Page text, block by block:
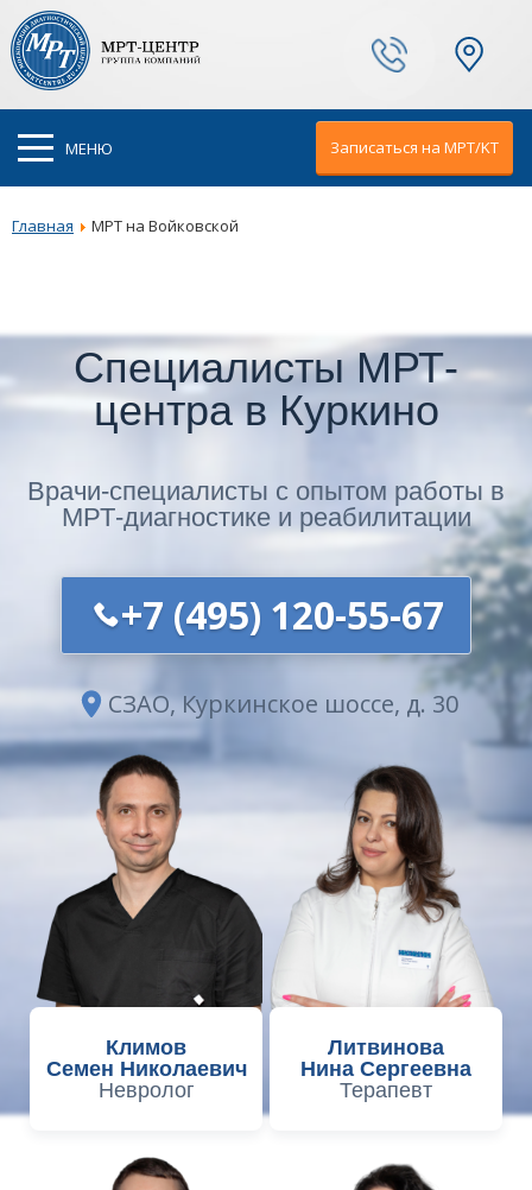
Ваш город:
Москва
Записаться на МРТ/KT
МЕНЮ
Главная МРТ на Войковской
Специалисты МРТ-
центра в Куркино
Врачи-специалисты с опытом работы в
МРТ-диагностике и реабилитации
+7 (495) 120-55-67
СЗАО, Куркинское шоссе, д. 30
Климов
Семен Николаевич
Невролог
Литвинова
Нина Сергеевна
Терапевт